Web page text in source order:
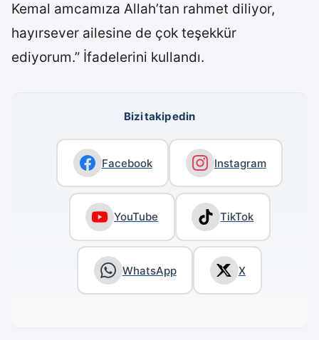
Kemal amcamıza Allah’tan rahmet diliyor,
hayırsever ailesine de çok teşekkür
ediyorum.” İfadelerini kullandı.
Bizi takip edin
Facebook Instagram
YouTube TikTok
WhatsApp X